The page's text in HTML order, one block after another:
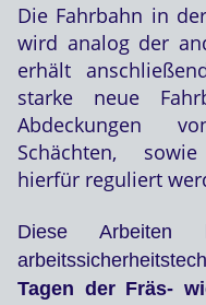
Die Fahrbahn in
wird analog der
erhält
starke neue
Abdeckungen
Schächten,
hierfür reguliert
Diese
Tagen der Fräs-